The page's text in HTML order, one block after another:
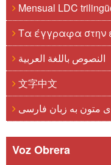
Mensual LDC
Τα έγγραφα στην
النصوص باللغة العربية
文字中文
متون به زبان فارسی
Voz Obrera